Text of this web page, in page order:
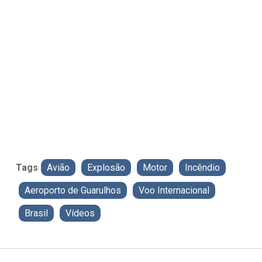
Tags Avião Explosão Motor Incêndio
Aeroporto de Guarulhos Voo Internacional
Brasil Vídeos